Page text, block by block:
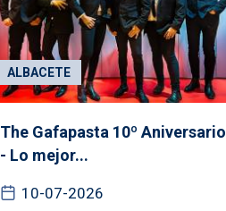
ALBACETE
The Gafapasta 10º Aniversario
- Lo mejor...
10-07-2026